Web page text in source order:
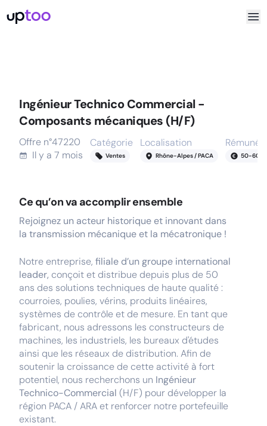
Ingénieur Technico Commercial -
Composants mécaniques (H/F)
Offre n°47220
Il y a 7 mois
Catégorie
Ventes
Localisation
Rhône-Alpes / PACA 50-60
Ce qu’on va accomplir ensemble
Rejoignez un acteur historique et innovant dans
la transmission mécanique et la mécatronique !
Notre entreprise, filiale d’un groupe international
leader, conçoit et distribue depuis plus de 50
ans des solutions techniques de haute qualité :
courroies, poulies, vérins, produits linéaires,
systèmes de contrôle et de mesure. En tant que
fabricant, nous adressons les constructeurs de
machines, les industriels, les bureaux d'études
ainsi que les réseaux de distribution. Afin de
soutenir la croissance de cette activité à fort
potentiel, nous recherchons un Ingénieur
Technico-Commercial (H/F) pour développer la
région PACA / ARA et renforcer notre portefeuille
existant.